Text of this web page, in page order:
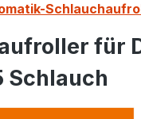
für
Schlauch